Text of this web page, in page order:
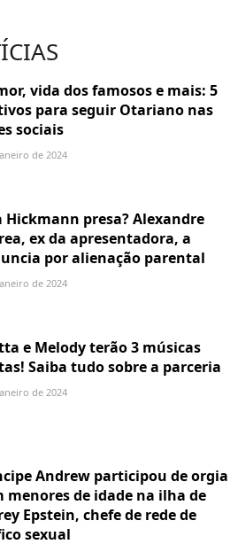
vida dos famosos e mais: 5
para seguir Otariano nas
sociais
de 2024
Hickmann presa? Alexandre
ex da apresentadora, a
por alienação parental
de 2024
e Melody terão 3 músicas
Saiba tudo sobre a parceria
de 2024
Andrew participou de orgia
menores de idade na ilha de
Epstein, chefe de rede de
sexual